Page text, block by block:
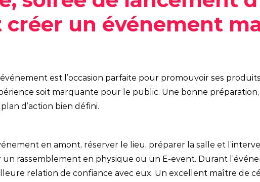
Social
un événement
est l’occasion parfaite pour promouvoir ses
soit marquante pour le public. Une bonne
d’action bien défini.
en amont, réserver le lieu, préparer la salle et
rassemblement en physique ou un E-event. Durant
relation de confiance avec eux. Un excellent maître de